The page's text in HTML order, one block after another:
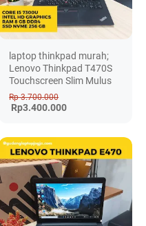
laptop thinkpad murah;
Lenovo Thinkpad T470S
Touchscreen Slim Mulus
Rp 3.700.000
Rp3.400.000